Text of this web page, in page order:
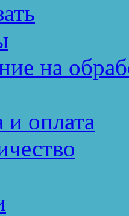
на
и оплата